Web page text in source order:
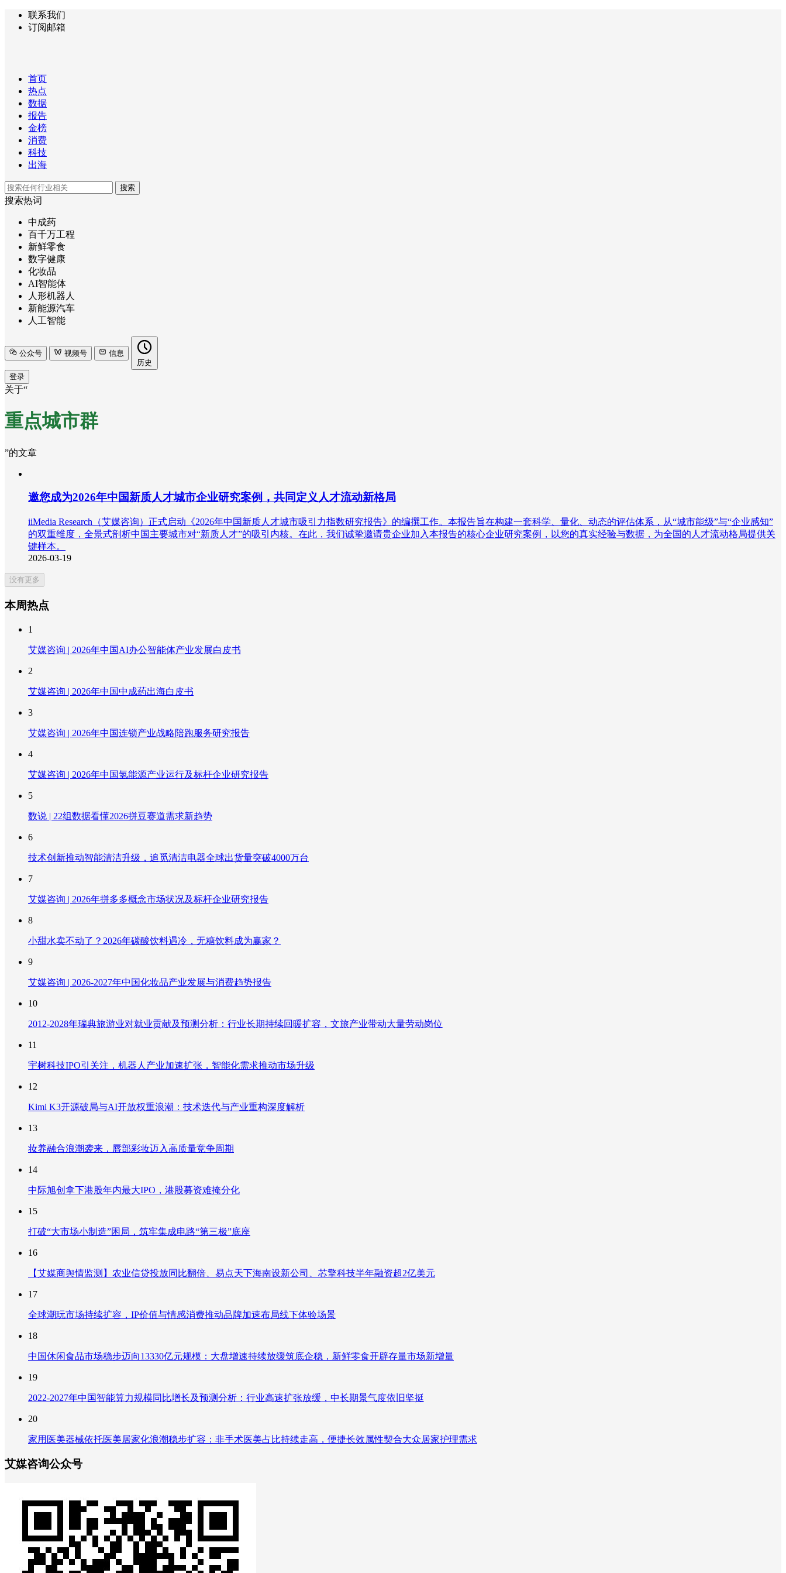
联系我们
订阅邮箱
首页
热点
数据
报告
金榜
消费
科技
出海
搜索
搜索热词
中成药
百千万工程
新鲜零食
数字健康
化妆品
AI智能体
人形机器人
新能源汽车
人工智能
公众号 视频号
信息
历史
登录
关于“
重点城市群
”的文章
邀您成为2026年中国新质人才城市企业研究案例，共同定义人才流动新格局
iiMedia Research（艾媒咨询）正式启动《2026年中国新质人才城市吸引力指数研究报告》的编撰工作。本报告旨在构建一套科学、量化、动态的评估体系，从“城市能级”与“企业感知”
的双重维度，全景式剖析中国主要城市对“新质人才”的吸引内核。在此，我们诚挚邀请贵企业加入本报告的核心企业研究案例，以您的真实经验与数据，为全国的人才流动格局提供关
键样本。
2026-03-19
没有更多
本周热点
1
艾媒咨询 | 2026年中国AI办公智能体产业发展白皮书
2
艾媒咨询 | 2026年中国中成药出海白皮书
3
艾媒咨询 | 2026年中国连锁产业战略陪跑服务研究报告
4
艾媒咨询 | 2026年中国氢能源产业运行及标杆企业研究报告
5
数说 | 22组数据看懂2026拼豆赛道需求新趋势
6
技术创新推动智能清洁升级，追觅清洁电器全球出货量突破4000万台
7
艾媒咨询 | 2026年拼多多概念市场状况及标杆企业研究报告
8
小甜水卖不动了？2026年碳酸饮料遇冷，无糖饮料成为赢家？
9
艾媒咨询 | 2026-2027年中国化妆品产业发展与消费趋势报告
10
2012-2028年瑞典旅游业对就业贡献及预测分析：行业长期持续回暖扩容，文旅产业带动大量劳动岗位
11
宇树科技IPO引关注，机器人产业加速扩张，智能化需求推动市场升级
12
Kimi K3开源破局与AI开放权重浪潮：技术迭代与产业重构深度解析
13
妆养融合浪潮袭来，唇部彩妆迈入高质量竞争周期
14
中际旭创拿下港股年内最大IPO，港股募资难掩分化
15
打破“大市场小制造”困局，筑牢集成电路“第三极”底座
16
【艾媒商舆情监测】农业信贷投放同比翻倍、易点天下海南设新公司、芯擎科技半年融资超2亿美元
17
全球潮玩市场持续扩容，IP价值与情感消费推动品牌加速布局线下体验场景
18
中国休闲食品市场稳步迈向13330亿元规模：大盘增速持续放缓筑底企稳，新鲜零食开辟存量市场新增量
19
2022-2027年中国智能算力规模同比增长及预测分析：行业高速扩张放缓，中长期景气度依旧坚挺
20
家用医美器械依托医美居家化浪潮稳步扩容：非手术医美占比持续走高，便捷长效属性契合大众居家护理需求
艾媒咨询公众号